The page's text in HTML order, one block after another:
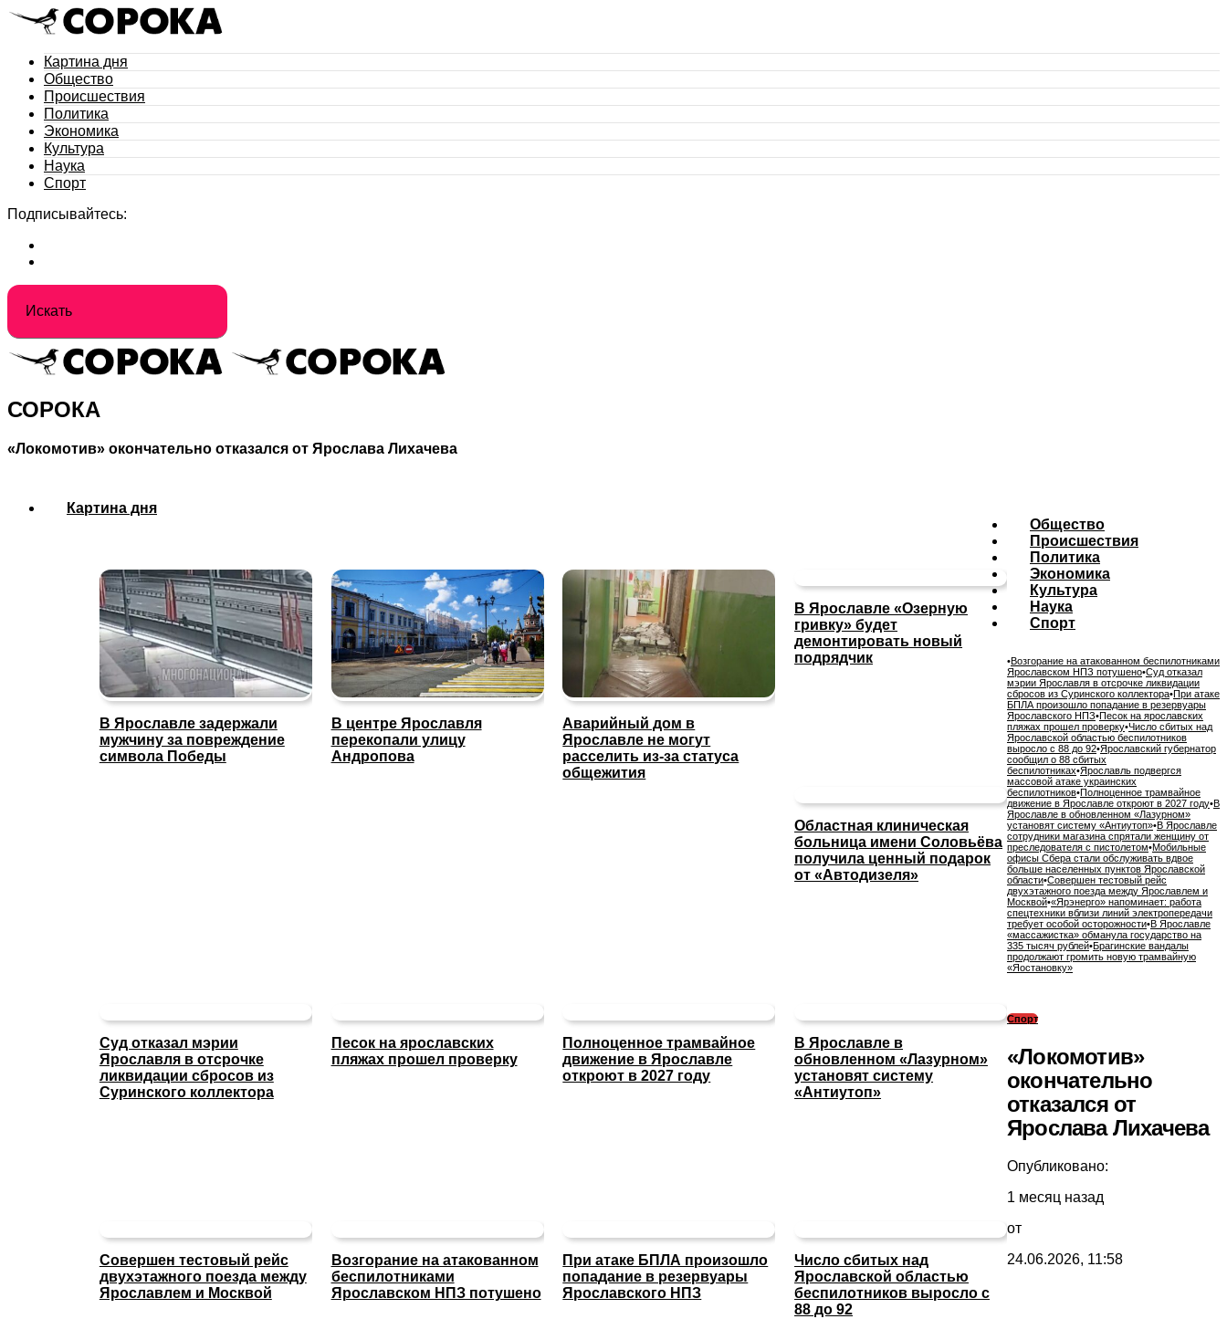
Картина дня
Общество
Происшествия
Политика
Экономика
Культура
Наука
Спорт
Подписывайтесь:
СОРОКА
«Локомотив» окончательно отказался от Ярослава Лихачева
Картина дня
В Ярославле задержали
мужчину за повреждение
символа Победы
В центре Ярославля
перекопали улицу
Андропова
Аварийный дом в
Ярославле не могут
расселить из-за статуса
общежития
В Ярославле «Озерную
гривку» будет
демонтировать новый
подрядчик
Областная клиническая
больница имени Соловьёва
получила ценный подарок
от «Автодизеля»
Общество
Суд отказал мэрии
Ярославля в отсрочке
ликвидации сбросов из
Суринского коллектора
Песок на ярославских
пляжах прошел проверку
Полноценное трамвайное
движение в Ярославле
откроют в 2027 году
В Ярославле в
обновленном «Лазурном»
установят систему
«Антиутоп»
Совершен тестовый рейс
двухэтажного поезда между
Ярославлем и Москвой
Происшествия
Возгорание на атакованном
беспилотниками
Ярославском НПЗ потушено
При атаке БПЛА произошло
попадание в резервуары
Ярославского НПЗ
Число сбитых над
Ярославской областью
беспилотников выросло с
88 до 92
Политика
Экономика
Культура
Наука
Спорт
•Возгорание на атакованном беспилотниками
Ярославском НПЗ потушено•Суд отказал
мэрии Ярославля в отсрочке ликвидации
сбросов из Суринского коллектора•При атаке
БПЛА произошло попадание в резервуары
Ярославского НПЗ•Песок на ярославских
пляжах прошел проверку•Число сбитых над
Ярославской областью беспилотников
выросло с 88 до 92•Ярославский губернатор
сообщил о 88 сбитых
беспилотниках•Ярославль подвергся
массовой атаке украинских
беспилотников•Полноценное трамвайное
движение в Ярославле откроют в 2027 году•В
Ярославле в обновленном «Лазурном»
установят систему «Антиутоп»•В Ярославле
сотрудники магазина спрятали женщину от
преследователя с пистолетом•Мобильные
офисы Сбера стали обслуживать вдвое
больше населенных пунктов Ярославской
области•Совершен тестовый рейс
двухэтажного поезда между Ярославлем и
Москвой•«Ярэнерго» напоминает: работа
спецтехники вблизи линий электропередачи
требует особой осторожности•В Ярославле
«массажистка» обманула государство на
335 тысяч рублей•Брагинские вандалы
продолжают громить новую трамвайную
«Яостановку»
Спорт
«Локомотив»
окончательно
отказался от
Ярослава Лихачева
Опубликовано:
1 месяц назад
от
24.06.2026, 11:58